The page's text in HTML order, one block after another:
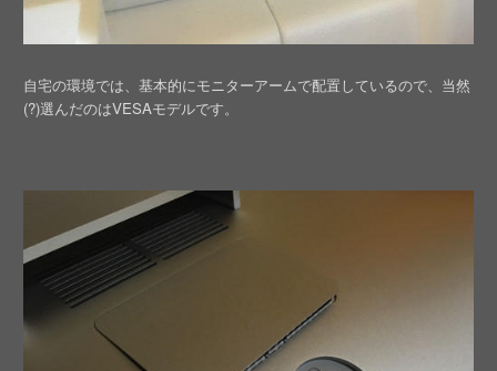
自宅の環境では、基本的にモニターアームで配置しているので、当然
(?)選んだのはVESAモデルです。